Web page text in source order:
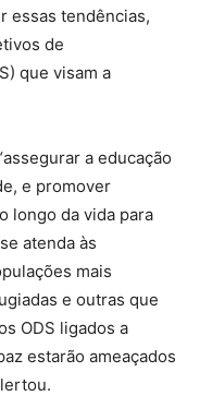
essas tendências,
de
que visam a
a educação
e promover
longo da vida para
atenda às
mais
e outras que
ODS ligados a
estarão ameaçados